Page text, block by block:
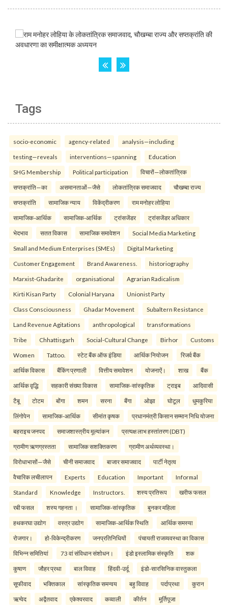
Tags
socio-economic agency-related analysis—including
testing—reveals interventions—spanning Education
SHG Membership Political participation विचारों—लोकतांत्रिक
सप्तक्रांति—का असमानताओं—जैसे लोकतांत्रिक समाजवाद चौखम्बा राज्य
सप्तक्रांति सामाजिक न्याय विकेंद्रीकरण राम मनोहर लोहिया
सामाजिक-आर्थिक सामाजिक-आर्थिक ट्रांसजेंडर ट्रांसजेंडर अधिकार
भेदभाव सतत विकास सामाजिक समावेशन Social Media Marketing
Small and Medium Enterprises (SMEs) Digital Marketing
Customer Engagement Brand Awareness. historiography
Marxist-Ghadarite organisational Agrarian Radicalism
Kirti Kisan Party Colonial Haryana Unionist Party
Class Consciousness Ghadar Movement Subaltern Resistance
Land Revenue Agitations anthropological transformations
Tribe Chhattisgarh Social-Cultural Change Birhor Customs
Women Tattoo. स्टेट बैंक ऑफ इंडिया आर्थिक नियोजन रिजर्व बैंक
आर्थिक विकास बैंकिंग प्रणाली वित्तीय समावेशन योजनाऐं। शाख बैंक
आर्थिक वृद्धि सहकारी संख्या विकास सामाजिक-सांस्कृतिक ट्राइब आदिवासी
टैबू टोटम बोंगा शमन सरना बैंगा ओझा घोटूल धुमकुरिया
लिंगोपेन सामाजिक-आर्थिक सीमांत कृषक प्रधानमंत्री किसान सम्मान निधि योजना
बहराइच जनपद समाजशास्त्रीय मूल्यांकन प्रत्यक्ष लाभ हस्तांतरण (DBT)
ग्रामीण ऋणग्रस्तता सामाजिक सशक्तिकरण ग्रामीण अर्थव्यवस्था।
विरोधाभासों—जैसे चीनी समाजवाद बाजार समाजवाद पार्टी नेतृत्व
वैचारिक लचीलापन Experts Education Important Informal
Standard Knowledge Instructors. शस्य प्रतिरूप खरीफ फसल
रबी फसल शस्य गहनता । सामाजिक-सांस्कृतिक बुनकर महिला
हथकरघा उद्योग वस्त्र उद्योग सामाजिक-आर्थिक स्थिति आर्थिक समस्या
रोजगार। हो-विकेन्द्रीकरण जनप्रतिनिधियों पंचायती राजव्यवस्था का विकास
विभिन्न समितियां 73 वां संविधान संशोधन। इंडो इस्लामिक संस्कृति शक
कुषाण जौहर प्रथा बाल विवाह हिंदवी-उर्दू इंडो-सारसिनिक वास्तुकला
सूफीवाद भक्तिकाल सांस्कृतिक समन्वय बहु विवाह पर्दाप्रथा कुरान
ऋग्वेद अद्वैतवाद एकेश्वरवाद कव्वाली कीर्तन मूर्तिपूजा